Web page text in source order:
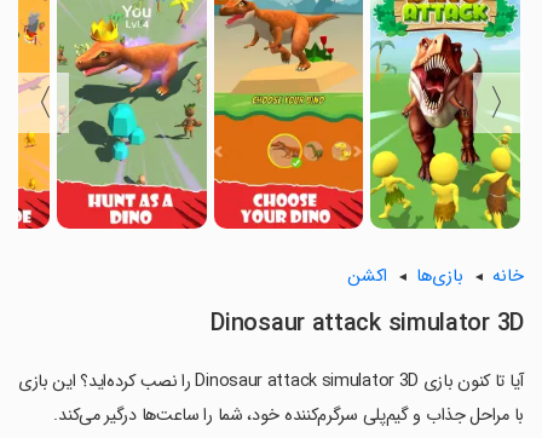
〈
〉
خانه بازی‌ها اکشن
Dinosaur attack simulator 3D
آیا تا کنون بازی Dinosaur attack simulator 3D را نصب کرده‌اید؟ این بازی
با مراحل جذاب و گیم‌پلی سرگرم‌کننده خود، شما را ساعت‌ها درگیر می‌کند.